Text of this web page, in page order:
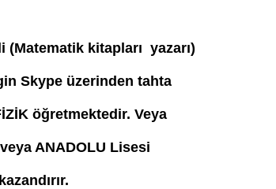
(Matematik kitapları yazarı)
Skype üzerinden tahta
öğretmektedir. Veya
ANADOLU Lisesi